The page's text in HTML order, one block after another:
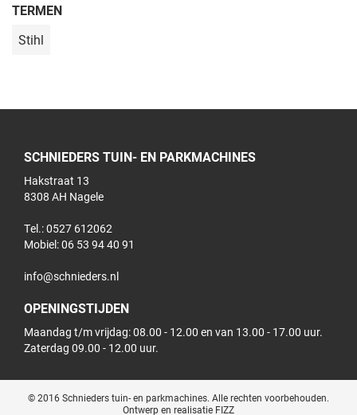
TERMEN
Stihl
SCHNIEDERS TUIN- EN PARKMACHINES
Hakstraat 13
8308 AH Nagele
Tel.: 0527 612062
Mobiel:06 53 94 40 91
info@schnieders.nl
OPENINGSTIJDEN
Maandag t/m vrijdag: 08.00 - 12.00 en van 13.00 - 17.00 uur.
Zaterdag 09.00 - 12.00 uur.
© 2016 Schnieders tuin- en parkmachines. Alle rechten voorbehouden.
Ontwerp en realisatie FIZZ